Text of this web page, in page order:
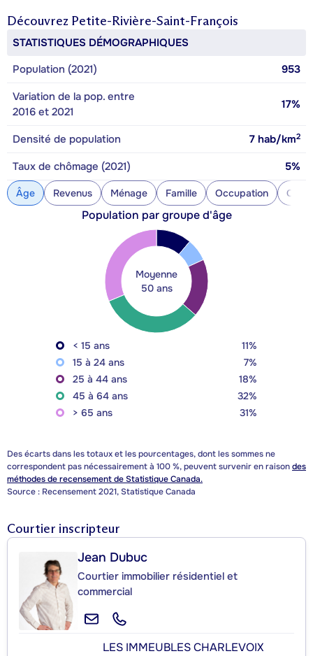
Découvrez Petite-Rivière-Saint-François
STATISTIQUES DÉMOGRAPHIQUES
Population (2021)
953
Variation de la pop. entre
2016 et 2021
17%
Densité de population 7 hab/km2
Taux de chômage (2021) 5%
Âge Revenus Ménage Famille Occupation
Population par groupe d'âge
Moyenne
50 ans
< 15 ans
11%
15 à 24 ans
7%
25 à 44 ans
18%
45 à 64 ans
32%
> 65 ans
31%
Des écarts dans les totaux et les pourcentages, dont les sommes ne
correspondent pas nécessairement à 100 %, peuvent survenir en raisondes
méthodes de recensement de Statistique Canada.
Source : Recensement 2021, Statistique Canada
Courtier inscripteur
Jean Dubuc
Courtier immobilier résidentiel et
commercial
LES IMMEUBLES CHARLEVOIX